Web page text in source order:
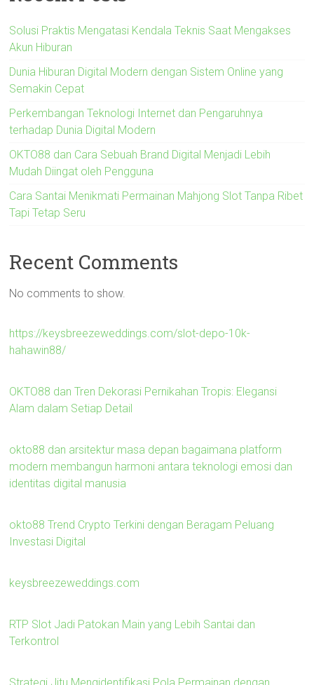
Solusi Praktis Mengatasi Kendala Teknis Saat Mengakses
Akun Hiburan
Dunia Hiburan Digital Modern dengan Sistem Online yang
Semakin Cepat
Perkembangan Teknologi Internet dan Pengaruhnya
terhadap Dunia Digital Modern
OKTO88 dan Cara Sebuah Brand Digital Menjadi Lebih
Mudah Diingat oleh Pengguna
Cara Santai Menikmati Permainan Mahjong Slot Tanpa Ribet
Tapi Tetap Seru
Recent Comments
No comments to show.
https://keysbreezeweddings.com/slot-depo-10k-
hahawin88/
OKTO88 dan Tren Dekorasi Pernikahan Tropis: Elegansi
Alam dalam Setiap Detail
okto88 dan arsitektur masa depan bagaimana platform
modern membangun harmoni antara teknologi emosi dan
identitas digital manusia
okto88 Trend Crypto Terkini dengan Beragam Peluang
Investasi Digital
keysbreezeweddings.com
RTP Slot Jadi Patokan Main yang Lebih Santai dan
Terkontrol
Strategi Jitu Mengidentifikasi Pola Permainan dengan